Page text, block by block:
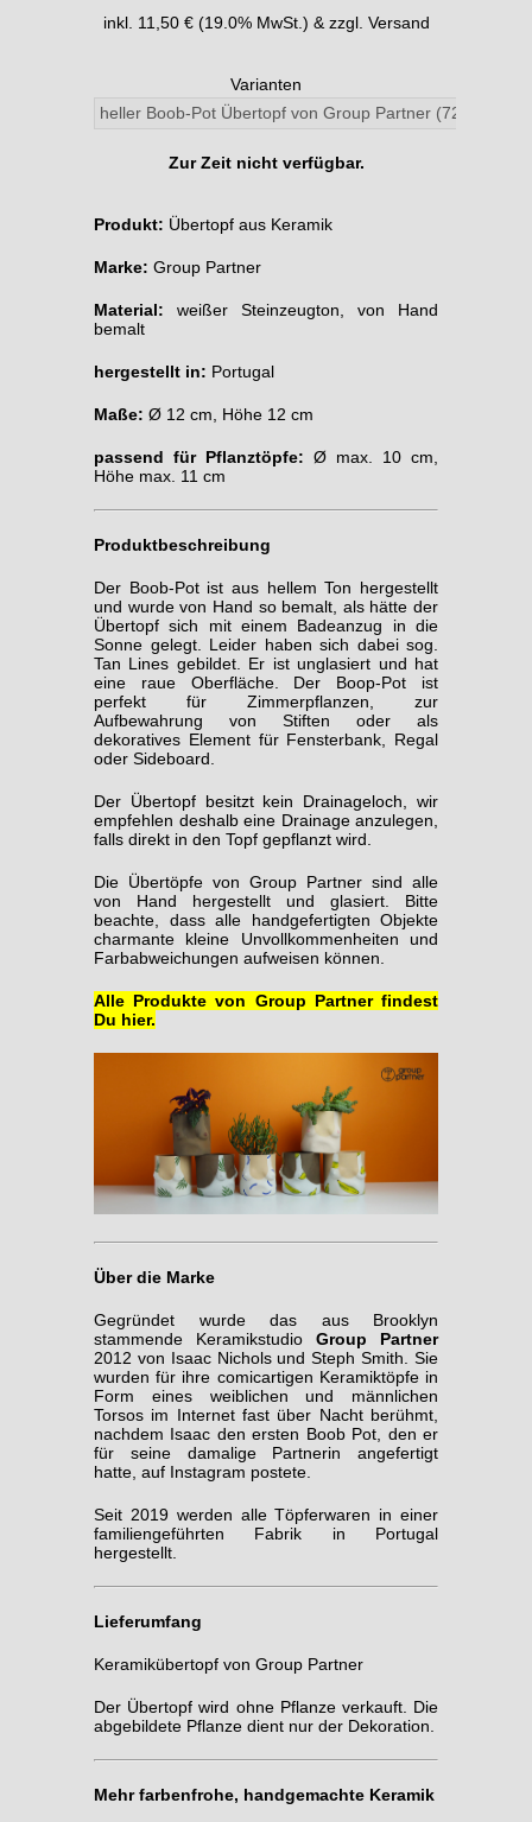
inkl. 11,50 € (19.0% MwSt.) & zzgl. Versand
Varianten
Zur Zeit nicht verfügbar.
Produkt: Übertopf aus Keramik
Marke: Group Partner
Material: weißer Steinzeugton, von Hand
bemalt
hergestellt in: Portugal
Maße: Ø 12 cm, Höhe 12 cm
passend für Pflanztöpfe: Ø max. 10 cm,
Höhe max. 11 cm
Produktbeschreibung
Der Boob-Pot ist aus hellem Ton hergestellt
und wurde von Hand so bemalt, als hätte der
Übertopf sich mit einem Badeanzug in die
Sonne gelegt. Leider haben sich dabei sog.
Tan Lines gebildet. Er ist unglasiert und hat
eine raue Oberfläche. Der Boop-Pot ist
perfekt für Zimmerpflanzen, zur
Aufbewahrung von Stiften oder als
dekoratives Element für Fensterbank, Regal
oder Sideboard.
Der Übertopf besitzt kein Drainageloch, wir
empfehlen deshalb eine Drainage anzulegen,
falls direkt in den Topf gepflanzt wird.
Die Übertöpfe von Group Partner sind alle
von Hand hergestellt und glasiert. Bitte
beachte, dass alle handgefertigten Objekte
charmante kleine Unvollkommenheiten und
Farbabweichungen aufweisen können.
Alle Produkte von Group Partner findest
Du hier.
Über die Marke
Gegründet wurde das aus Brooklyn
stammende Keramikstudio Group Partner
2012 von Isaac Nichols und Steph Smith. Sie
wurden für ihre comicartigen Keramiktöpfe in
Form eines weiblichen und männlichen
Torsos im Internet fast über Nacht berühmt,
nachdem Isaac den ersten Boob Pot, den er
für seine damalige Partnerin angefertigt
hatte, auf Instagram postete.
Seit 2019 werden alle Töpferwaren in einer
familiengeführten Fabrik in Portugal
hergestellt.
Lieferumfang
Keramikübertopf von Group Partner
Der Übertopf wird ohne Pflanze verkauft. Die
abgebildete Pflanze dient nur der Dekoration.
Mehr farbenfrohe, handgemachte Keramik